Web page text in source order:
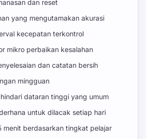
dan reset
yang mengutamakan akurasi
kecepatan terkontrol
mikro perbaikan kesalahan
dan catatan bersih
mingguan
dataran tinggi yang umum
untuk dilacak setiap hari
menit berdasarkan tingkat pelajar